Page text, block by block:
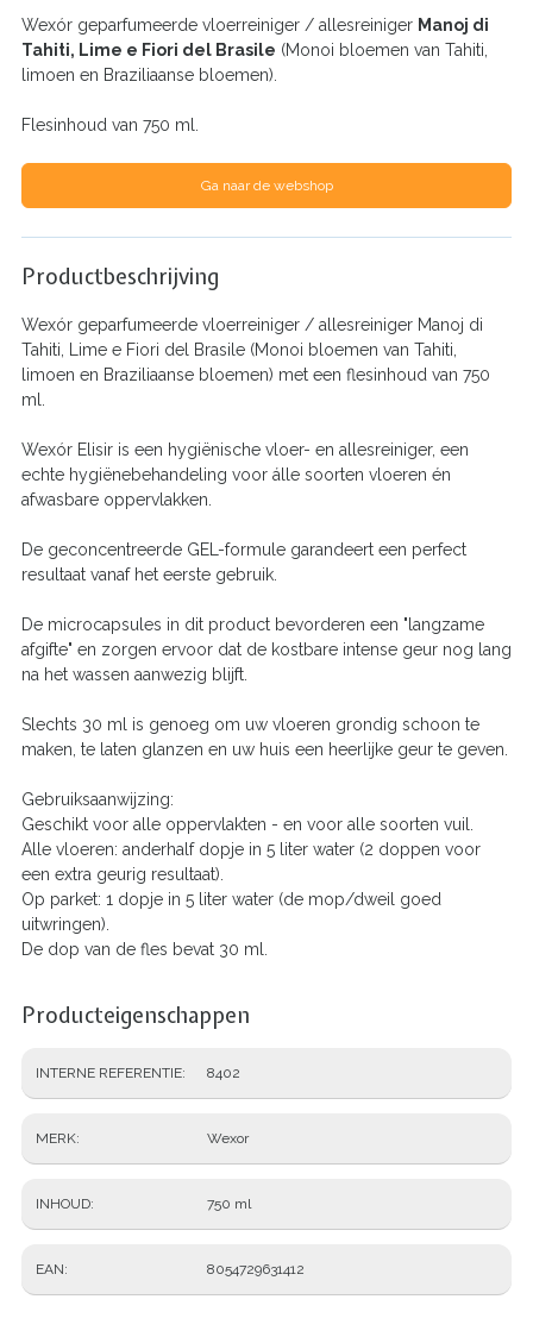
Wexór geparfumeerde vloerreiniger / allesreiniger Manoj di
Tahiti, Lime e Fiori del Brasile (Monoi bloemen van Tahiti,
limoen en Braziliaanse bloemen).
Flesinhoud van 750 ml.
Ga naar de webshop
Productbeschrijving
Wexór geparfumeerde vloerreiniger / allesreiniger Manoj di
Tahiti, Lime e Fiori del Brasile (Monoi bloemen van Tahiti,
limoen en Braziliaanse bloemen) met een flesinhoud van 750
ml.
Wexór Elisir is een hygiënische vloer- en allesreiniger, een
echte hygiënebehandeling voor álle soorten vloeren én
afwasbare oppervlakken.
De geconcentreerde GEL-formule garandeert een perfect
resultaat vanaf het eerste gebruik.
De microcapsules in dit product bevorderen een "langzame
afgifte" en zorgen ervoor dat de kostbare intense geur nog lang
na het wassen aanwezig blijft.
Slechts 30 ml is genoeg om uw vloeren grondig schoon te
maken, te laten glanzen en uw huis een heerlijke geur te geven.
Gebruiksaanwijzing:
Geschikt voor alle oppervlakten - en voor alle soorten vuil.
Alle vloeren: anderhalf dopje in 5 liter water (2 doppen voor
een extra geurig resultaat).
Op parket: 1 dopje in 5 liter water (de mop/dweil goed
uitwringen).
De dop van de fles bevat 30 ml.
Producteigenschappen
INTERNE REFERENTIE 8402
MERK Wexor
INHOUD 750 ml
EAN 8054729631412